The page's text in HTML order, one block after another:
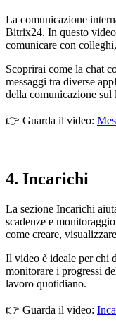
La comunicazione
Bitrix24. In questo
comunicare con
Scoprirai come la chat
messaggi tra diverse
della comunicazione sul
👉 Guarda il video:
4. Incarichi
La sezione Incarichi
scadenze e
come creare,
Il video è ideale per chi
monitorare i progressi
lavoro quotidiano.
👉 Guarda il video: